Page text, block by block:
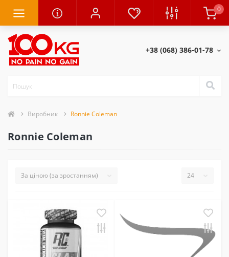
0
+38 (068) 386-01-78
Виробник Ronnie Coleman
Ronnie Coleman